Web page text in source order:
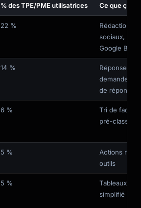
% des TPE/PME utilisatrices Ce que ça
22 %
Rédaction
sociaux,
Google
14 %
Réponses
demandes
de réponses
6 %
Tri de
pré-
5 %
Actions
outils
5 %
Tableaux de
simplifié